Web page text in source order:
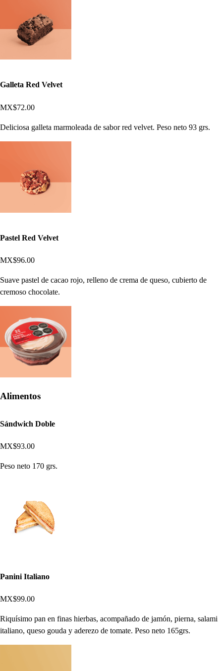
Galleta Red Velvet
MX$72.00
Deliciosa galleta marmoleada de sabor red velvet. Peso neto 93 grs.
Pastel Red Velvet
MX$96.00
Suave pastel de cacao rojo, relleno de crema de queso, cubierto de
cremoso chocolate.
Alimentos
Sándwich Doble
MX$93.00
Peso neto 170 grs.
Panini Italiano
MX$99.00
Riquísimo pan en finas hierbas, acompañado de jamón, pierna, salami
italiano, queso gouda y aderezo de tomate. Peso neto 165grs.